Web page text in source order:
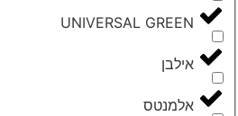
UNIVERSAL GREEN
‮אילבן‬
‮אלמנטס‬